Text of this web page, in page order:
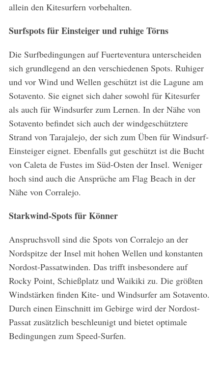
allein den Kitesurfern vorbehalten.
Surfspots für Einsteiger und ruhige Törns
Die Surfbedingungen auf Fuerteventura unterscheiden
sich grundlegend an den verschiedenen Spots. Ruhiger
und vor Wind und Wellen geschützt ist die Lagune am
Sotavento. Sie eignet sich daher sowohl für Kitesurfer
als auch für Windsurfer zum Lernen. In der Nähe von
Sotavento befindet sich auch der windgeschütztere
Strand von Tarajalejo, der sich zum Üben für Windsurf-
Einsteiger eignet. Ebenfalls gut geschützt ist die Bucht
von Caleta de Fustes im Süd-Osten der Insel. Weniger
hoch sind auch die Ansprüche am Flag Beach in der
Nähe von Corralejo.
Starkwind-Spots für Könner
Anspruchsvoll sind die Spots von Corralejo an der
Nordspitze der Insel mit hohen Wellen und konstanten
Nordost-Passatwinden. Das trifft insbesondere auf
Rocky Point, Schießplatz und Waikiki zu. Die größten
Windstärken finden Kite- und Windsurfer am Sotavento.
Durch einen Einschnitt im Gebirge wird der Nordost-
Passat zusätzlich beschleunigt und bietet optimale
Bedingungen zum Speed-Surfen.
a
c
h
o
: